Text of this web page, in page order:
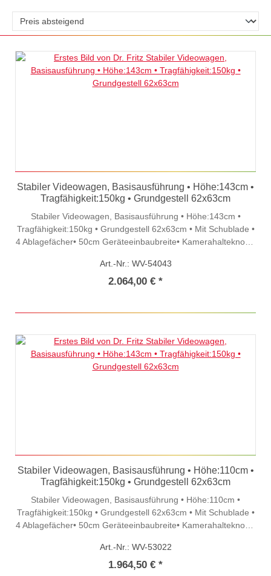
Stabiler Videowagen, Basisausführung • Höhe:143cm •
Tragfähigkeit:150kg • Grundgestell 62x63cm
Stabiler Videowagen, Basisausführung • Höhe:143cm •
Tragfähigkeit:150kg • Grundgestell 62x63cm • Mit Schublade •
4 Ablagefächer• 50cm Geräteeinbaubreite• Kamerahalteknopf•
pulverbeschichtet (lichtgrau)• Dekorfarbe (kobaltblau, RAL
5023)
Art.-Nr.: WV-54043
2.064,00 € *
Stabiler Videowagen, Basisausführung • Höhe:110cm •
Tragfähigkeit:150kg • Grundgestell 62x63cm
Stabiler Videowagen, Basisausführung • Höhe:110cm •
Tragfähigkeit:150kg • Grundgestell 62x63cm • Mit Schublade •
4 Ablagefächer• 50cm Geräteeinbaubreite• Kamerahalteknopf•
pulverbeschichtet (lichtgrau)• Dekorfarbe (kobaltblau, RAL
5023)
Art.-Nr.: WV-53022
1.964,50 € *